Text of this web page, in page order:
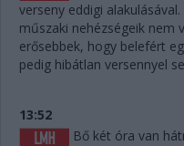
verseny eddigi
műszaki nehézségeik nem
erősebbek, hogy belefért
pedig hibátlan versennyel
13:52
Bő két óra van